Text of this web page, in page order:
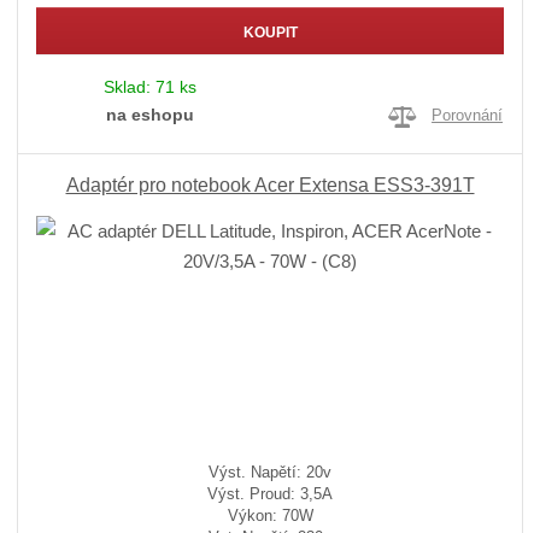
KOUPIT
Sklad: 71 ks
na eshopu
Porovnání
Adaptér pro notebook Acer Extensa ESS3-391T
Výst. Napětí: 20v
Výst. Proud: 3,5A
Výkon: 70W